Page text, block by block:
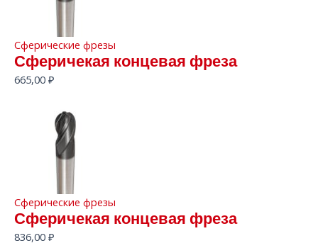
Сферические фрезы
Сферичекая концевая фреза
665,00 ₽
Сферические фрезы
Сферичекая концевая фреза
836,00 ₽